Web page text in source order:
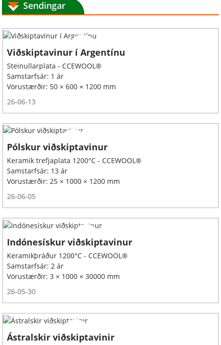
Sendingar
Viðskiptavinur í Argentínu
Steinullarplata - CCEWOOL®
Samstarfsár: 1 ár
Vörustærðir: 50 × 600 × 1200 mm
26-06-13
Pólskur viðskiptavinur
Keramik trefjaplata 1200°C - CCEWOOL®
Samstarfsár: 13 ár
Vörustærðir: 25 × 1000 × 1200 mm
26-06-05
Indónesískur viðskiptavinur
Keramikþráður 1200°C - CCEWOOL®
Samstarfsár: 2 ár
Vörustærðir: 3 × 1000 × 30000 mm
26-05-30
Ástralskir viðskiptavinir